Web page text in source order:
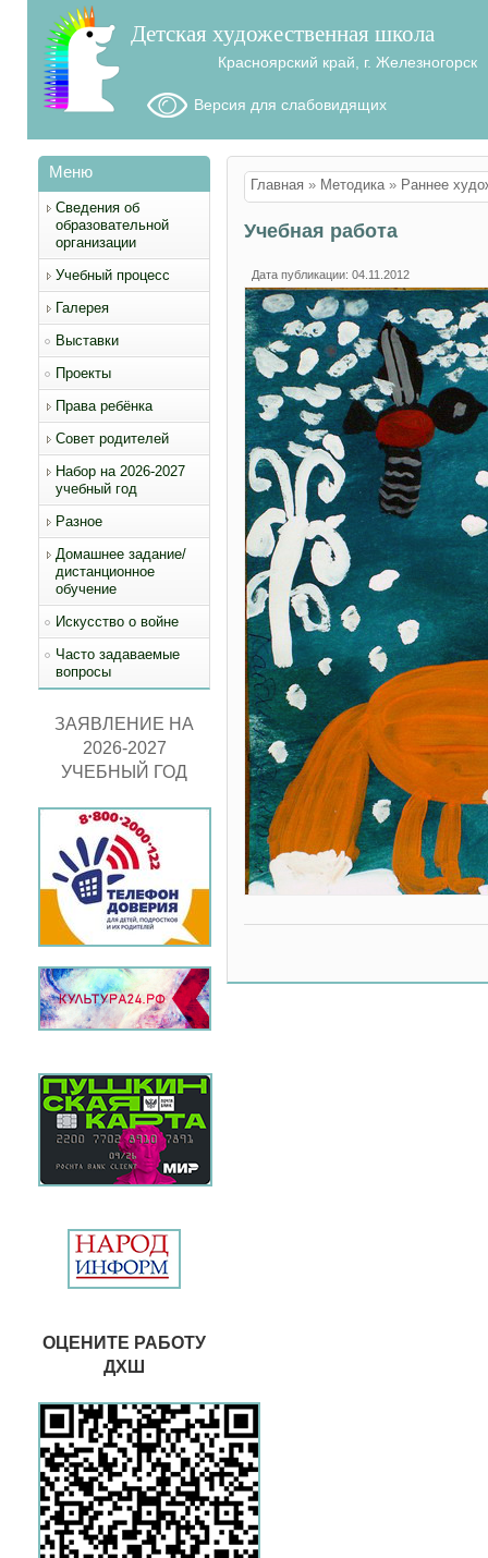
Детская художественная школа
Красноярский край, г. Железногорск
Версия для слабовидящих
Меню
Сведения об
образовательной
организации
Учебный процесс
Галерея
Выставки
Проекты
Права ребёнка
Совет родителей
Набор на 2026-2027
учебный год
Разное
Домашнее задание/
дистанционное
обучение
Искусство о войне
Часто задаваемые
вопросы
ЗАЯВЛЕНИЕ НА
2026-2027
УЧЕБНЫЙ ГОД
ОЦЕНИТЕ РАБОТУ
ДХШ
Вы здесь
Главная » Методика » Раннее
Учебная работа
Дата публикации: 04.11.2012